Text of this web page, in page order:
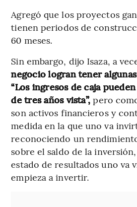
Agregó que los proyectos
tienen periodos de
60 meses.
Sin embargo, dijo Isaza, a
negocio logran tener
“Los ingresos de caja
de tres años vista”,pero
son activos financieros y
medida en la que uno va
reconociendo un
sobre el saldo de la
estado de resultados uno va
empieza a invertir.